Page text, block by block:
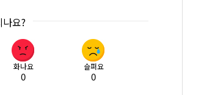
나요?
화나요
0
슬퍼요
0